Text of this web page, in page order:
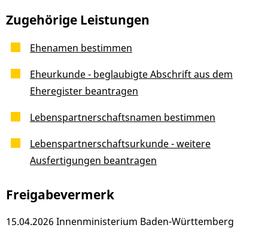
Zugehörige Leistungen
Ehenamen bestimmen
Eheurkunde - beglaubigte Abschrift aus dem
Eheregister beantragen
Lebenspartnerschaftsnamen bestimmen
Lebenspartnerschaftsurkunde - weitere
Ausfertigungen beantragen
Freigabevermerk
15.04.2026 Innenministerium Baden-Württemberg